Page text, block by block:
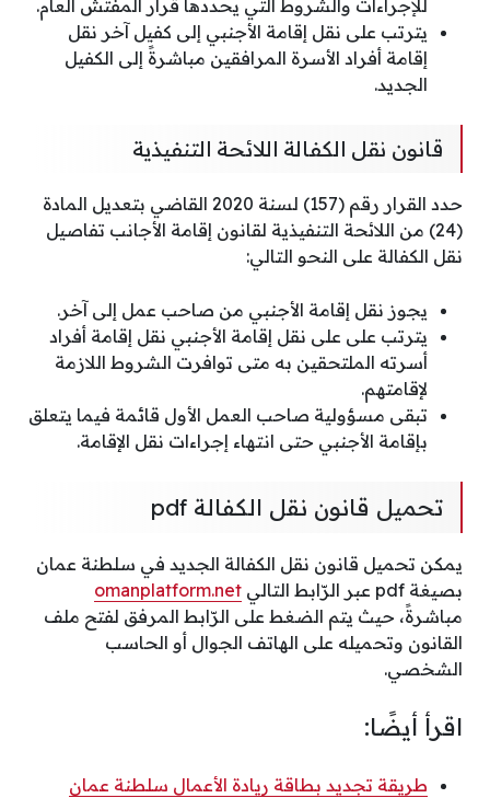
للإجراءات والشروط التي يحددها قرار المفتش العام.
يترتب على نقل إقامة الأجنبي إلى كفيل آخر نقل
إقامة أفراد الأسرة المرافقين مباشرةً إلى الكفيل
الجديد.
قانون نقل الكفالة اللائحة التنفيذية
حدد القرار رقم (157) لسنة 2020 القاضي بتعديل المادة
(24) من اللائحة التنفيذية لقانون إقامة الأجانب تفاصيل
نقل الكفالة على النحو التالي:
يجوز نقل إقامة الأجنبي من صاحب عمل إلى آخر.
يترتب على على نقل إقامة الأجنبي نقل إقامة أفراد
أسرته الملتحقين به متى توافرت الشروط اللازمة
لإقامتهم.
تبقى مسؤولية صاحب العمل الأول قائمة فيما يتعلق
بإقامة الأجنبي حتى انتهاء إجراءات نقل الإقامة.
تحميل قانون نقل الكفالة pdf
يمكن تحميل قانون نقل الكفالة الجديد في سلطنة عمان
بصيغة pdf عبر الرّابط التالي
omanplatform.net
مباشرةً، حيث يتم الضغط على الرّابط المرفق لفتح ملف
القانون وتحميله على الهاتف الجوال أو الحاسب
الشخصي.
اقرأ أيضًا:
طريقة تجديد بطاقة ريادة الأعمال سلطنة عمان